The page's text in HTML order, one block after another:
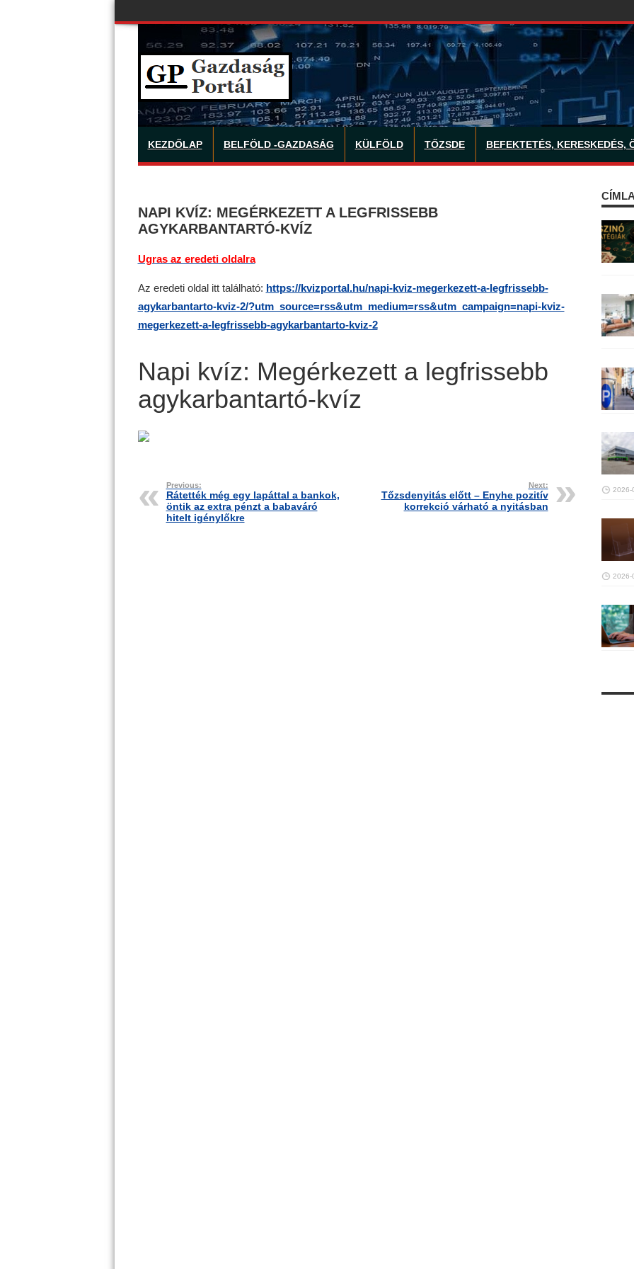
KEZDŐLAP BELFÖLD -GAZDASÁG KÜLFÖLD TŐZSDE BEFEKTETÉS, KERESKEDÉS,
NAPI KVÍZ: MEGÉRKEZETT A LEGFRISSEBB
AGYKARBANTARTÓ-KVÍZ
Ugras az eredeti oldalra
Az eredeti oldal itt található: https://kvizportal.hu/napi-kviz-megerkezett-a-legfrissebb-
agykarbantarto-kviz-2/?utm_source=rss&utm_medium=rss&utm_campaign=napi-kviz-
megerkezett-a-legfrissebb-agykarbantarto-kviz-2
Napi kvíz: Megérkezett a legfrissebb
agykarbantartó-kvíz
Previous:
Rátették még egy lapáttal a bankok,
öntik az extra pénzt a babaváró
hitelt igénylőkre
Next:
Tőzsdenyitás előtt – Enyhe pozitív
korrekció várható a nyitásban
2026-
2026-